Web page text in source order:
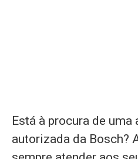
Está à procura de
autorizada da Bosch?